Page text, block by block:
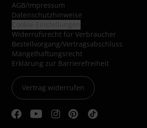
AGB/Impressum
Datenschutzhinweise
Widerrufsrecht für Verbraucher
Bestellvorgang/Vertragsabschluss
Mängelhaftungsrecht
Erklärung zur Barrierefreiheit
Vertrag widerrufen